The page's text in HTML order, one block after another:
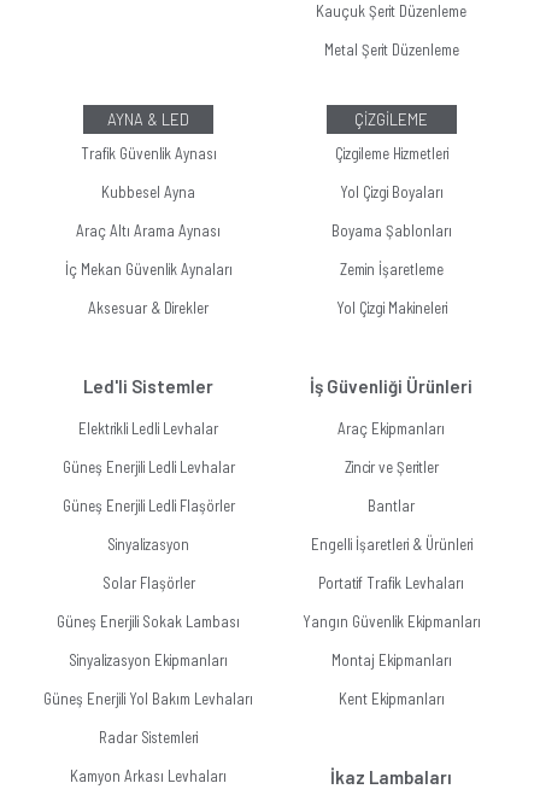
Kauçuk Şerit Düzenleme
Metal Şerit Düzenleme
AYNA & LED
Trafik Güvenlik Aynası
Kubbesel Ayna
Araç Altı Arama Aynası
İç Mekan Güvenlik Aynaları
Aksesuar & Direkler
Led'li Sistemler
Elektrikli Ledli Levhalar
Güneş Enerjili Ledli Levhalar
Güneş Enerjili Ledli Flaşörler
Sinyalizasyon
Solar Flaşörler
Güneş Enerjili Sokak Lambası
Sinyalizasyon Ekipmanları
Güneş Enerjili Yol Bakım Levhaları
Radar Sistemleri
Kamyon Arkası Levhaları
ÇİZGİLEME
Çizgileme Hizmetleri
Yol Çizgi Boyaları
Boyama Şablonları
Zemin İşaretleme
Yol Çizgi Makineleri
İş Güvenliği Ürünleri
Araç Ekipmanları
Zincir ve Şeritler
Bantlar
Engelli İşaretleri & Ürünleri
Portatif Trafik Levhaları
Yangın Güvenlik Ekipmanları
Montaj Ekipmanları
Kent Ekipmanları
İkaz Lambaları